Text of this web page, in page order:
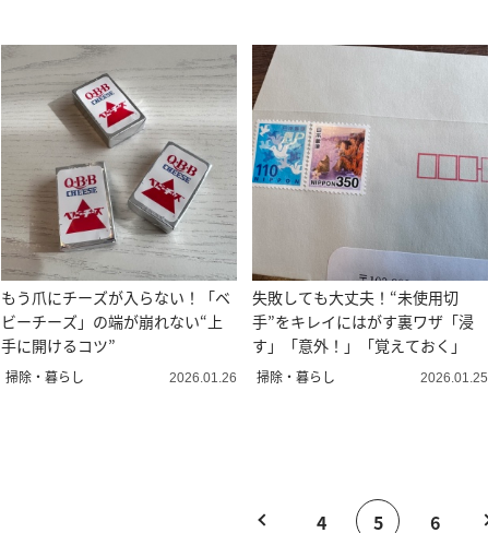
もう爪にチーズが入らない！「ベ
ビーチーズ」の端が崩れない“上
手に開けるコツ”
掃除・暮らし 2026.01.26
失敗しても大丈夫！“未使用切
手”をキレイにはがす裏ワザ「浸
す」「意外！」「覚えておく」
掃除・暮らし 2026.01.25
4 5 6